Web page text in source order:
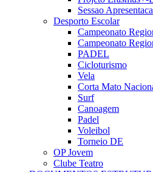
Sessao
Desporto Escolar
Campeonato
Campeonato
PADEL
Cicloturismo
Vela
Corta Mato
Surf
Canoagem
Padel
Voleibol
Torneio DE
OP Jovem
Clube Teatro